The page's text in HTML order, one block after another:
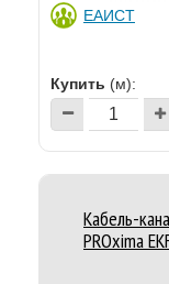
ЕАИСТ
Купить (м):
Кабель-
PROxima